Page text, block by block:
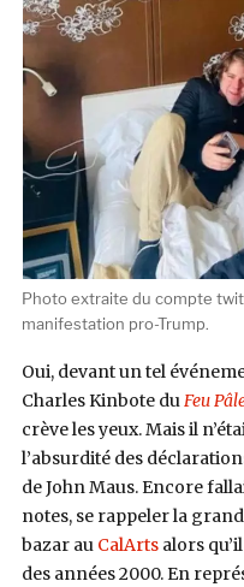
Photo extraite du compte
manifestation pro-Trump.
Oui, devant un tel
Charles Kinbote duFeu
crève les yeux. Mais il
l’absurdité des
de John Maus. Encore
notes, se rappeler la
bazar au CalArtsalors
des années 2000. En